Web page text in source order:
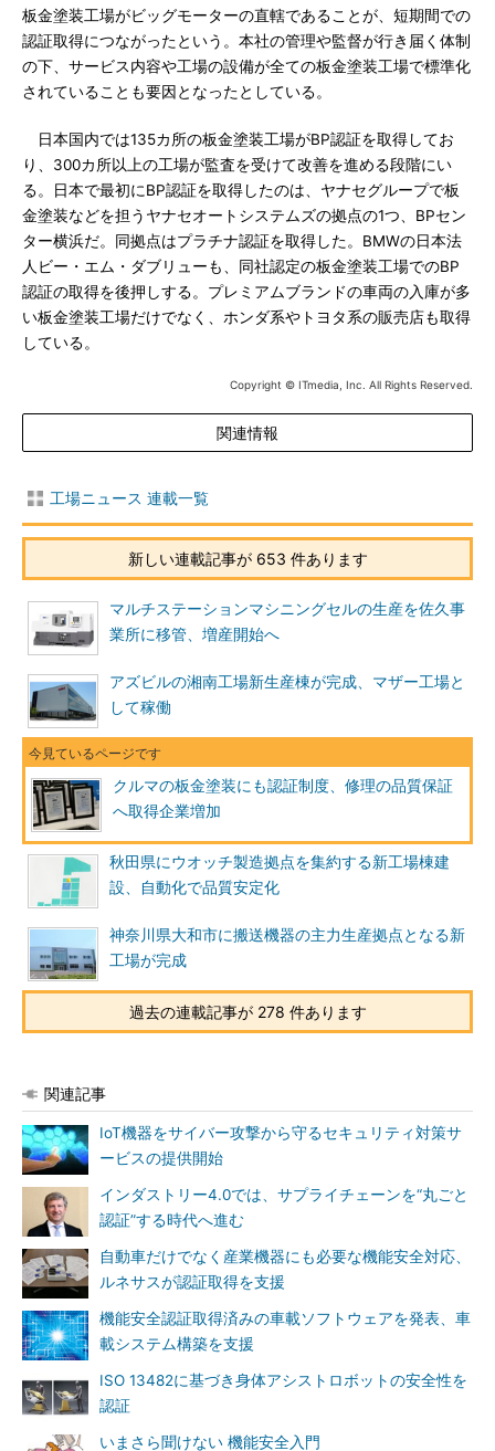
板金塗装工場がビッグモーターの直轄であることが、短期間での
認証取得につながったという。本社の管理や監督が行き届く体制
の下、サービス内容や工場の設備が全ての板金塗装工場で標準化
されていることも要因となったとしている。
日本国内では135カ所の板金塗装工場がBP認証を取得してお
り、300カ所以上の工場が監査を受けて改善を進める段階にい
る。日本で最初にBP認証を取得したのは、ヤナセグループで板
金塗装などを担うヤナセオートシステムズの拠点の1つ、BPセン
ター横浜だ。同拠点はプラチナ認証を取得した。BMWの日本法
人ビー・エム・ダブリューも、同社認定の板金塗装工場でのBP
認証の取得を後押しする。プレミアムブランドの車両の入庫が多
い板金塗装工場だけでなく、ホンダ系やトヨタ系の販売店も取得
している。
Copyright © ITmedia, Inc. All Rights Reserved.
関連情報
工場ニュース 連載一覧
新しい連載記事が 653 件あります
マルチステーションマシニングセルの生産を佐久事
業所に移管、増産開始へ
アズビルの湘南工場新生産棟が完成、マザー工場と
して稼働
クルマの板金塗装にも認証制度、修理の品質保証
へ取得企業増加
秋田県にウオッチ製造拠点を集約する新工場棟建
設、自動化で品質安定化
神奈川県大和市に搬送機器の主力生産拠点となる新
工場が完成
過去の連載記事が 278 件あります
関連記事
IoT機器をサイバー攻撃から守るセキュリティ対策サ
ービスの提供開始
インダストリー4.0では、サプライチェーンを“丸ごと
認証”する時代へ進む
自動車だけでなく産業機器にも必要な機能安全対応、
ルネサスが認証取得を支援
機能安全認証取得済みの車載ソフトウェアを発表、車
載システム構築を支援
ISO 13482に基づき身体アシストロボットの安全性を
認証
いまさら聞けない 機能安全入門